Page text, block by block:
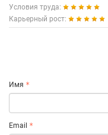
Условия труда:
Карьерный рост:
Имя
Email